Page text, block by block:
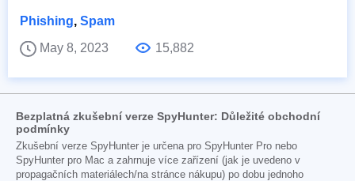
Phishing, Spam
May 8, 2023
15,882
Bezplatná zkušební verze SpyHunter: Důležité obchodní
podmínky
Zkušební verze SpyHunter je určena pro SpyHunter Pro nebo
SpyHunter pro Mac a zahrnuje více zařízení (jak je uvedeno v
propagačních materiálech/na stránce nákupu) po dobu jednoho